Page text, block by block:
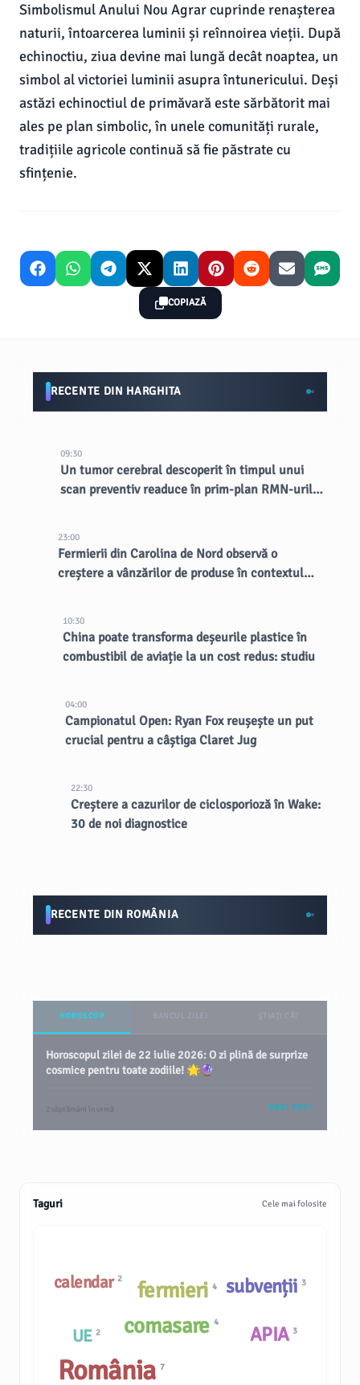
Simbolismul Anului Nou Agrar cuprinde renașterea
naturii, întoarcerea luminii și reînnoirea vieții. După
echinoctiu, ziua devine mai lungă decât noaptea, un
simbol al victoriei luminii asupra întunericului. Deși
astăzi echinoctiul de primăvară este sărbătorit mai
ales pe plan simbolic, în unele comunități rurale,
tradițiile agricole continuă să fie păstrate cu
sfințenie.
COPIAZĂ
RECENTE DIN HARGHITA
09:30
Un tumor cerebral descoperit în timpul unui
scan preventiv readuce în prim-plan RMN-urile
23:00
Fermierii din Carolina de Nord observă o
creștere a vânzărilor de produse în contextul
10:30
China poate transforma deșeurile plastice în
combustibil de aviație la un cost redus: studiu
04:00
Campionatul Open: Ryan Fox reușește un put
crucial pentru a câștiga Claret Jug
22:30
Creștere a cazurilor de ciclosporioză în Wake:
30 de noi diagnostice
RECENTE DIN ROMÂNIA
HOROSCOP
Horoscopul zilei de 22 iulie 2026: O zi plină de surprize
cosmice pentru toate zodiile! 🌟🔮
2 săptămâni în urmă VEZI TOT
Taguri Cele mai folosite
calendar 2
APIA 3
comasare 4
UE 2
subvenții 3
România7
fermieri 4